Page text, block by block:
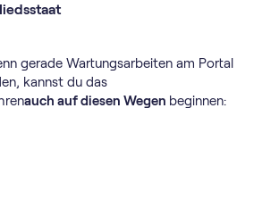
gerade Wartungsarbeiten am Portal
kannst du das
auch auf diesen Wegen beginnen: